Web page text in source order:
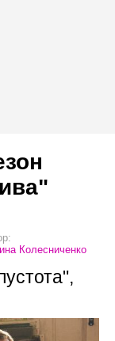
Колесниченко